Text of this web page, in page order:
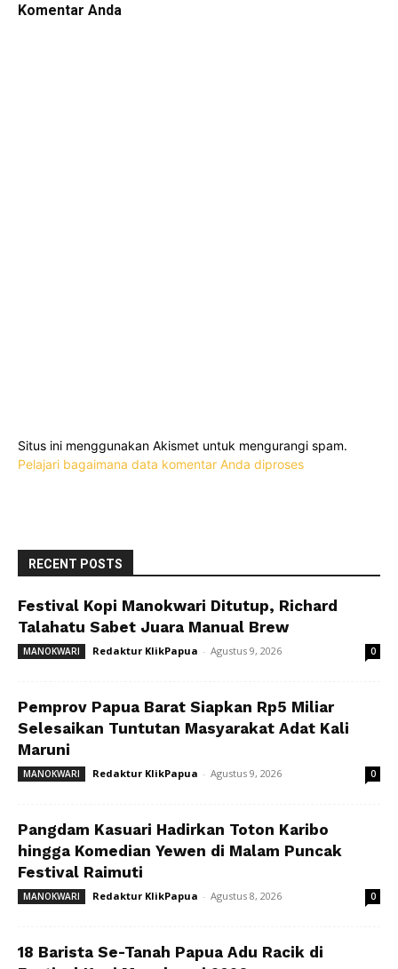
Komentar Anda
Situs ini menggunakan Akismet untuk mengurangi spam.
Pelajari bagaimana data komentar Anda diproses
RECENT POSTS
Festival Kopi Manokwari Ditutup, Richard
Talahatu Sabet Juara Manual Brew
MANOKWARI Redaktur KlikPapua - Agustus 9, 2026 0
Pemprov Papua Barat Siapkan Rp5 Miliar
Selesaikan Tuntutan Masyarakat Adat Kali
Maruni
MANOKWARI Redaktur KlikPapua - Agustus 9, 2026 0
Pangdam Kasuari Hadirkan Toton Karibo
hingga Komedian Yewen di Malam Puncak
Festival Raimuti
MANOKWARI Redaktur KlikPapua - Agustus 8, 2026 0
18 Barista Se-Tanah Papua Adu Racik di